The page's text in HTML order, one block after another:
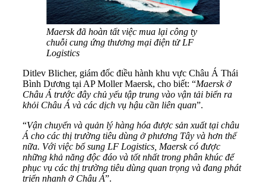
Maersk đã hoàn tất việc mua lại công ty
chuỗi cung ứng thương mại điện tử LF
Logistics
Ditlev Blicher, giám đốc điều hành khu vực Châu Á Thái
Bình Dương tại AP Moller Maersk, cho biết: “Maersk ở
Châu Á trước đây chủ yếu tập trung vào vận tải biển ra
khỏi Châu Á và các dịch vụ hậu cần liên quan”.
“Vận chuyển và quản lý hàng hóa được sản xuất tại châu
Á cho các thị trường tiêu dùng ở phương Tây và hơn thế
nữa. Với việc bổ sung LF Logistics, Maersk có được
những khả năng độc đáo và tốt nhất trong phân khúc để
phục vụ các thị trường tiêu dùng quan trọng và đang phát
triển nhanh ở Châu Á”.